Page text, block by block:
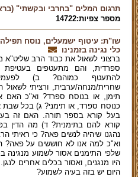
תרגום המלים "בחרבי ובקשתי"
מספר צפיות:14722
שו"ת: עיטוף ישמעלים, נוסח
כלי נגינה בזמנינו
ברצוני לשאול את כבוד הרב שליט"א
ספרדית, והם מתעטפים
להתעטף כמוהם? ב)
שחרית/מנחה/ערבית, ורציתי
תימן, או בנוסח ספרד? וא"כ
כנוסח ספרד, או תימני? ג) בכל שבת
בעל קורא בספר תורה. האם זה
קורא להם בתימנית? ד) מה הדין
נהגנו שיהיה לנשים פאה? כי ראיתי
וא"כ למה אנו לא חוששים על פאה? ה)
שלפי התימנים אסור לשמוע מנגינה
היו מנגנים, ואסור בכלים אחרים
היום יש בזה בעיה לשמוע?